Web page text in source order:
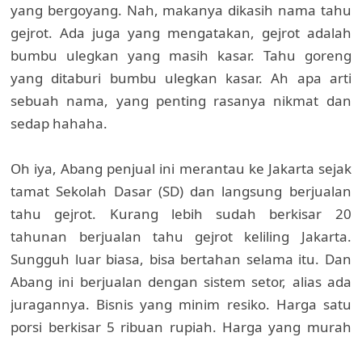
yang bergoyang. Nah, makanya dikasih nama tahu
gejrot. Ada juga yang mengatakan, gejrot adalah
bumbu ulegkan yang masih kasar. Tahu goreng
yang ditaburi bumbu ulegkan kasar. Ah apa arti
sebuah nama, yang penting rasanya nikmat dan
sedap hahaha.
Oh iya, Abang penjual ini merantau ke Jakarta sejak
tamat Sekolah Dasar (SD) dan langsung berjualan
tahu gejrot. Kurang lebih sudah berkisar 20
tahunan berjualan tahu gejrot keliling Jakarta.
Sungguh luar biasa, bisa bertahan selama itu. Dan
Abang ini berjualan dengan sistem setor, alias ada
juragannya. Bisnis yang minim resiko. Harga satu
porsi berkisar 5 ribuan rupiah. Harga yang murah